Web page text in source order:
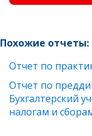
Похожие отчеты:
Отчет по
Отчет по
Бухгалтерский
налогам и